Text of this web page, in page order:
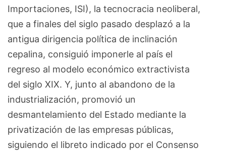
Importaciones, ISI), la tecnocracia neoliberal,
que a finales del siglo pasado desplazó a la
antigua dirigencia política de inclinación
cepalina, consiguió imponerle al país el
regreso al modelo económico extractivista
del siglo XIX. Y, junto al abandono de la
industrialización, promovió un
desmantelamiento del Estado mediante la
privatización de las empresas públicas,
siguiendo el libreto indicado por el Consenso